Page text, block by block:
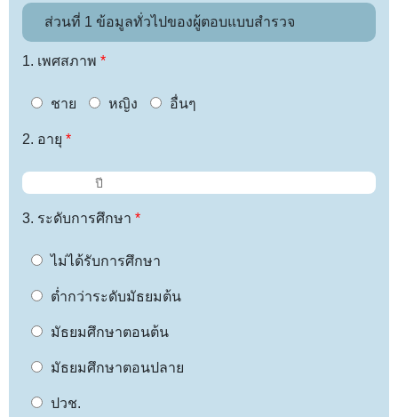
ส่วนที่ 1 ข้อมูลทั่วไปของผู้ตอบแบบสำรวจ
1. เพศสภาพ *
ชาย หญิง อื่นๆ
2. อายุ *
3. ระดับการศึกษา *
ไม่ได้รับการศึกษา
ต่ำกว่าระดับมัธยมต้น
มัธยมศึกษาตอนต้น
มัธยมศึกษาตอนปลาย
ปวช.